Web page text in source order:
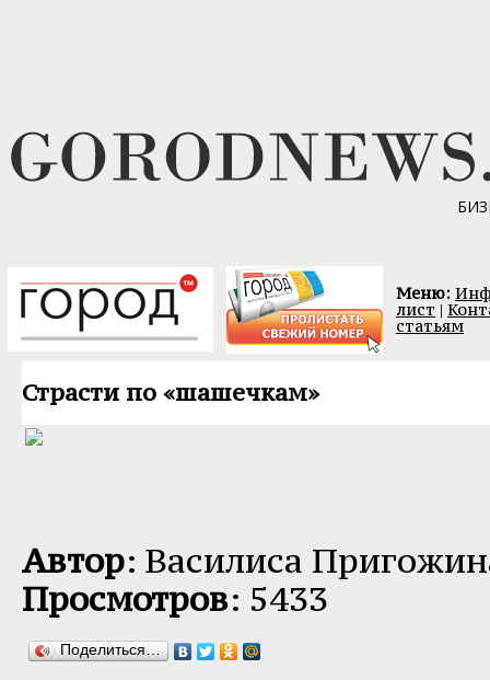
Меню:
лист |
статьям
Страсти по «шашечкам»
Автор: Василиса
Просмотров: 5433
Поделиться…